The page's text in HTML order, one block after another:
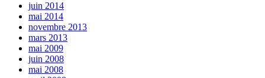
juin 2014
mai 2014
novembre 2013
mars 2013
mai 2009
juin 2008
mai 2008